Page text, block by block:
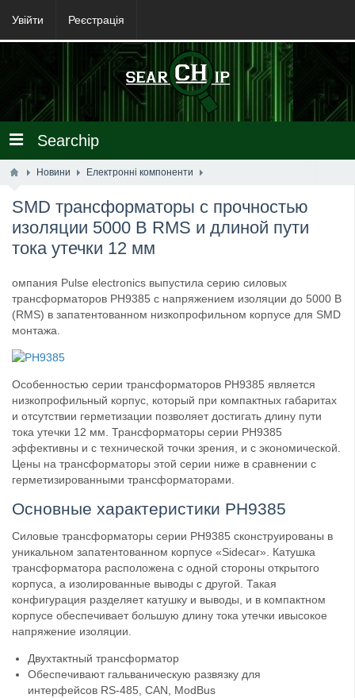
Увійти Реєстрація
Searchip
Новини Електронні компоненти
SMD трансформаторы с прочностью
изоляции 5000 В RMS и длиной пути
тока утечки 12 мм
омпания Pulse electronics выпустила серию силовых
трансформаторов PH9385 с напряжением изоляции до 5000 В
(RMS) в запатентованном низкопрофильном корпусе для SMD
монтажа.
Особенностью серии трансформаторов PH9385 является
низкопрофильный корпус, который при компактных габаритах
и отсутствии герметизации позволяет достигать длину пути
тока утечки 12 мм. Трансформаторы серии PH9385
эффективны и с технической точки зрения, и с экономической.
Цены на трансформаторы этой серии ниже в сравнении с
герметизированными трансформаторами.
Основные характеристики PH9385
Силовые трансформаторы серии PH9385 сконструированы в
уникальном запатентованном корпусе «Sidecar». Катушка
трансформатора расположена с одной стороны открытого
корпуса, а изолированные выводы с другой. Такая
конфигурация разделяет катушку и выводы, и в компактном
корпусе обеспечивает большую длину тока утечки ивысокое
напряжение изоляции.
Двухтактный трансформатор
Обеспечивают гальваническую развязку для
интерфейсов RS-485, CAN, ModBus